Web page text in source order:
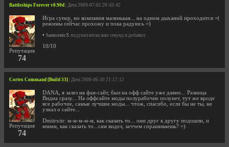
Battleships Forever v0.90d | Дата 2009-07-05 20:43:42
Репутация
74
Игра супер, но компания маленькая... на одном дыханий проходится =(
режимы сейчас прохожу и пока радуюсь =)
• SamsonicX подумал несколько секунд и добавил:
10/10
Cortex Command [Build 33] | Дата 2009-06-30 21:17:12
Репутация
74
DANA, я залез на фан-сайт, был на офф сайте уже давно... Разница
Видна сразу... На оффсайте моды полурабочие полунет, тут же вроде
все рабочие, самые лучшие моды... чтож, спасибо, если бы не ты, не
узнал о сайте...
Dmitrxitr: м-м-м-м-м, как сказать то... они друг к другу подошли, и
мммм, как сказать то...сам видел, заччем спрашиваешь? =)